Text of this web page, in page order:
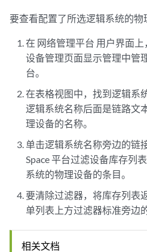
要查看配置了所选逻辑系统的物
在 网络管理平台 用户界面上
设备管理页面显示管理中管
台。
在表格视图中，找到逻辑系
逻辑系统名称后面是链路文
理设备的名称。
单击逻辑系统名称旁边的链
Space 平台过滤设备库存列
系统的物理设备的条目。
要清除过滤器，将库存列表
单列表上方过滤器标准旁边的
相关文档